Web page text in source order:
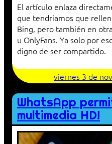
El artículo enlaza
que tendríamos que
Bing, pero también en
u OnlyFans. Ya solo por
digno de ser compartido.
viernes 3 de
WhatsApp
multimedia HD!